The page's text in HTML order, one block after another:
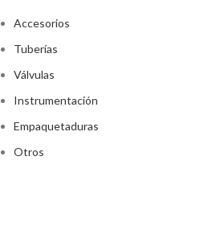
Accesorios
Tuberías
Válvulas
Instrumentación
Empaquetaduras
Otros